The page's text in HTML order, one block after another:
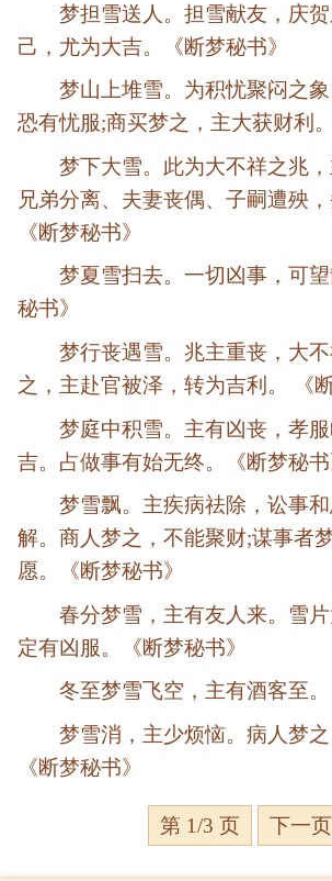
梦担雪送人。担雪献友，庆
己，尤为大吉。《断梦秘书》
梦山上堆雪。为积忧聚闷之象
恐有忧服;商买梦之，主大获财利
梦下大雪。此为大不祥之兆，
兄弟分离、夫妻丧偶、子嗣遭殃，
《断梦秘书》
梦夏雪扫去。一切凶事，可
秘书》
梦行丧遇雪。兆主重丧，大
之，主赴官被泽，转为吉利。 《
梦庭中积雪。主有凶丧，孝
吉。占做事有始无终。《断梦秘书
梦雪飘。主疾病祛除，讼事
解。商人梦之，不能聚财;谋事者
愿。《断梦秘书》
春分梦雪，主有友人来。雪片
定有凶服。《断梦秘书》
冬至梦雪飞空，主有酒客至。
梦雪消，主少烦恼。病人梦之
《断梦秘书》
第 1/3 页 下一页